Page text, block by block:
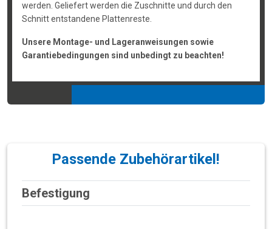
werden. Geliefert werden die Zuschnitte und durch den
Schnitt entstandene Plattenreste.
Unsere Montage- und Lageranweisungen sowie
Garantiebedingungen sind unbedingt zu beachten!
Passende Zubehörartikel!
Befestigung